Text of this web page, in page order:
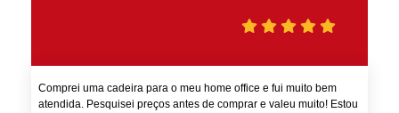
Comprei uma cadeira para o meu home office e fui muito bem
atendida. Pesquisei preços antes de comprar e valeu muito! Estou